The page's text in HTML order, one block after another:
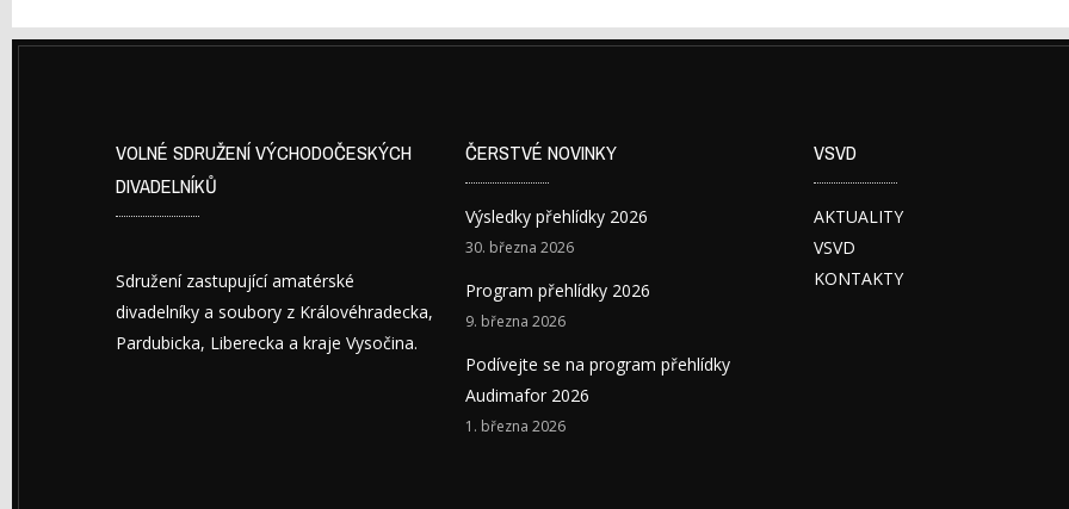
VOLNÉ SDRUŽENÍ VÝCHODOČESKÝCH
DIVADELNÍKŮ
Sdružení zastupující amatérské
divadelníky a soubory z Královéhradecka,
Pardubicka, Liberecka a kraje Vysočina.
ČERSTVÉ NOVINKY
Výsledky přehlídky 2026
30. března 2026
Program přehlídky 2026
9. března 2026
Podívejte se na program přehlídky
Audimafor 2026
1. března 2026
VSVD
AKTUALITY
VSVD
KONTAKTY